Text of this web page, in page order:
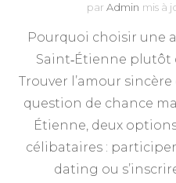
par Admin mis à
Pourquoi choisir une
Saint‑Étienne plutôt
Trouver l’amour
question de chance
Étienne, deux
célibataires :
dating ou